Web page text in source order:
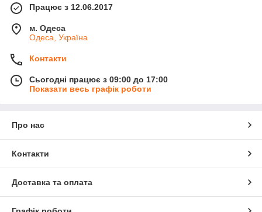
Працює з 12.06.2017
м. Одеса
Одеса, Україна
Контакти
Сьогодні працює з 09:00 до 17:00
Показати весь графік роботи
Про нас
Контакти
Доставка та оплата